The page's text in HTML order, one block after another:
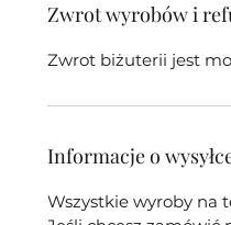
Zwrot wyrobów i
Zwrot biżuterii jest
Informacje o
Wszystkie wyroby na